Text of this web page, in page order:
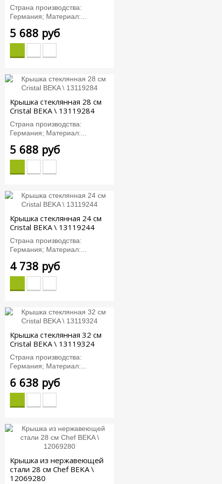
Страна производства:
Германия; Материал:...
5 688 руб
Крышка стеклянная 28 см
Cristal BEKA \ 13119284
Страна производства:
Германия; Материал:...
5 688 руб
Крышка стеклянная 24 см
Cristal BEKA \ 13119244
Страна производства:
Германия; Материал:...
4 738 руб
Крышка стеклянная 32 см
Cristal BEKA \ 13119324
Страна производства:
Германия; Материал:...
6 638 руб
Крышка из нержавеющей
стали 28 см Chef BEKA \
12069280